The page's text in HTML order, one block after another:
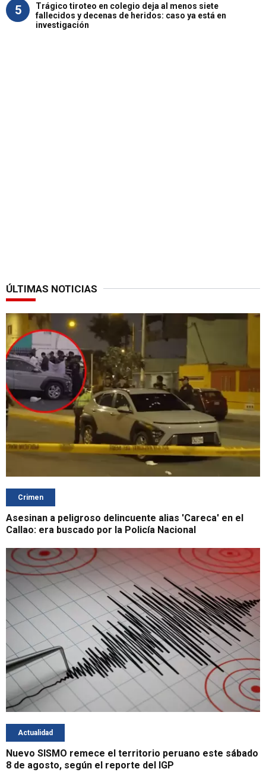
5
Trágico tiroteo en colegio deja al menos siete
fallecidos y decenas de heridos: caso ya está en
investigación
ÚLTIMAS NOTICIAS
Crimen
Asesinan a peligroso delincuente alias 'Careca' en el
Callao: era buscado por la Policía Nacional
Actualidad
Nuevo SISMO remece el territorio peruano este sábado
8 de agosto, según el reporte del IGP